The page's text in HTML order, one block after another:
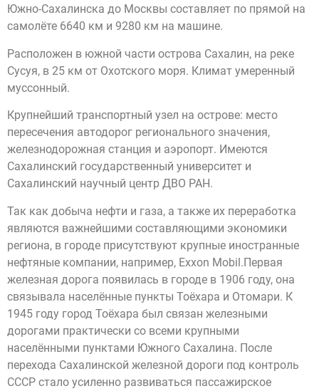
Южно-Сахалинска до Москвы составляет по прямой на
самолёте 6640 км и 9280 км на машине.
Расположен в южной части острова Сахалин, на реке
Сусуя, в 25 км от Охотского моря. Климат умеренный
муссонный.
Крупнейший транспортный узел на острове: место
пересечения автодорог регионального значения,
железнодорожная станция и аэропорт. Имеются
Сахалинский государственный университет и
Сахалинский научный центр ДВО РАН.
Так как добыча нефти и газа, а также их переработка
являются важнейшими составляющими экономики
региона, в городе присутствуют крупные иностранные
нефтяные компании, например, Exxon Mobil.Первая
железная дорога появилась в городе в 1906 году, она
связывала населённые пункты Тоёхара и Отомари. К
1945 году город Тоёхара был связан железными
дорогами практически со всеми крупными
населёнными пунктами Южного Сахалина. После
перехода Сахалинской железной дороги под контроль
СССР стало усиленно развиваться пассажирское